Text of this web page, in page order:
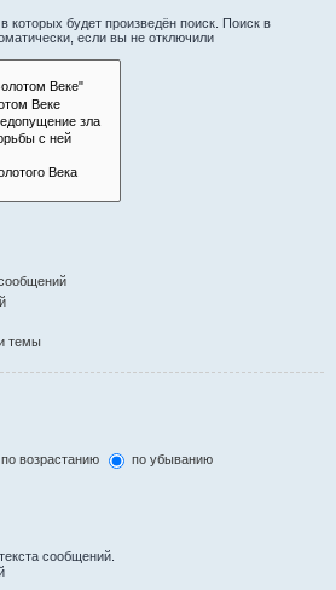
будет произведён поиск. Поиск в
если вы не отключили
темы
по возрастанию
по убыванию
сообщений.